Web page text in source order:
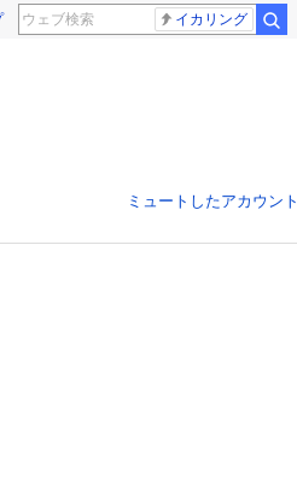
イカリング
ミュートしたアカウント